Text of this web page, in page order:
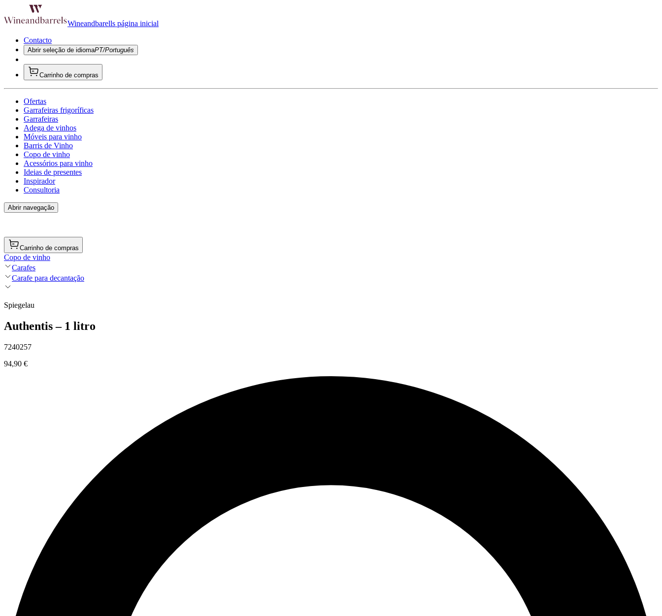
Wineandbarells página inicial
Contacto
Abrir seleção de idiomaPT/Português
Carrinho de compras
Ofertas
Garrafeiras frigoríficas
Garrafeiras
Adega de vinhos
Móveis para vinho
Barris de Vinho
Copo de vinho
Acessórios para vinho
Ideias de presentes
Inspirador
Consultoria
Abrir navegação
Carrinho de compras
Copo de vinho
Carafes
Carafe para decantação
Spiegelau
Authentis – 1 litro
7240257
94,90 €